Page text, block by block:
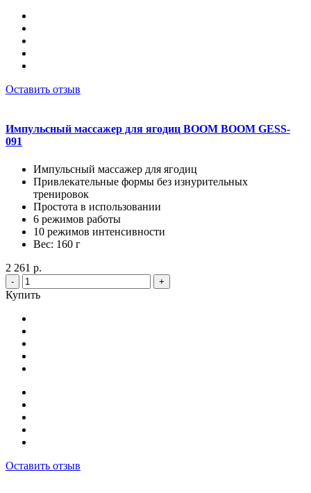
Оставить отзыв
Импульсный массажер для ягодиц BOOM BOOM GESS-
091
Импульсный массажер для ягодиц
Привлекательные формы без изнурительных
тренировок
Простота в использовании
6 режимов работы
10 режимов интенсивности
Вес: 160 г
2 261 р.
- +
Купить
Оставить отзыв